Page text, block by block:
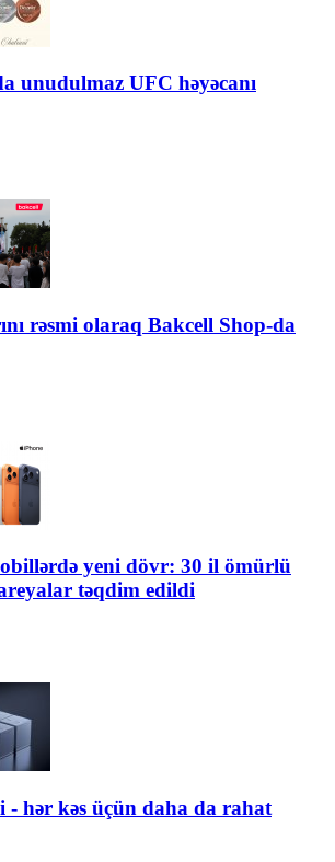
unudulmaz UFC həyəcanı
rəsmi olaraq Bakcell Shop-da
yeni dövr: 30 il ömürlü
təqdim edildi
- hər kəs üçün daha da rahat